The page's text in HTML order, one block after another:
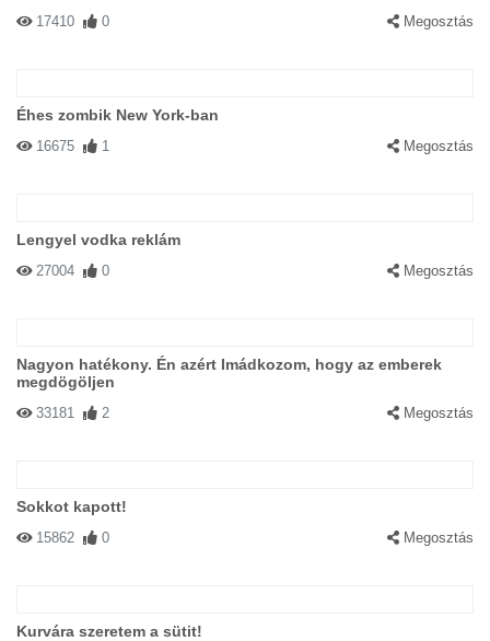
17410 0 Megosztás
Éhes zombik New York-ban
16675 1 Megosztás
Lengyel vodka reklám
27004 0 Megosztás
Nagyon hatékony. Én azért Imádkozom, hogy az emberek
megdögöljen
33181 2 Megosztás
Sokkot kapott!
15862 0 Megosztás
Kurvára szeretem a sütit!